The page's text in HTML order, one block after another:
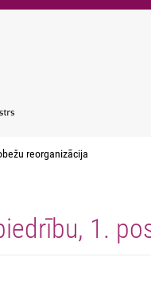
reorganizācija
1.